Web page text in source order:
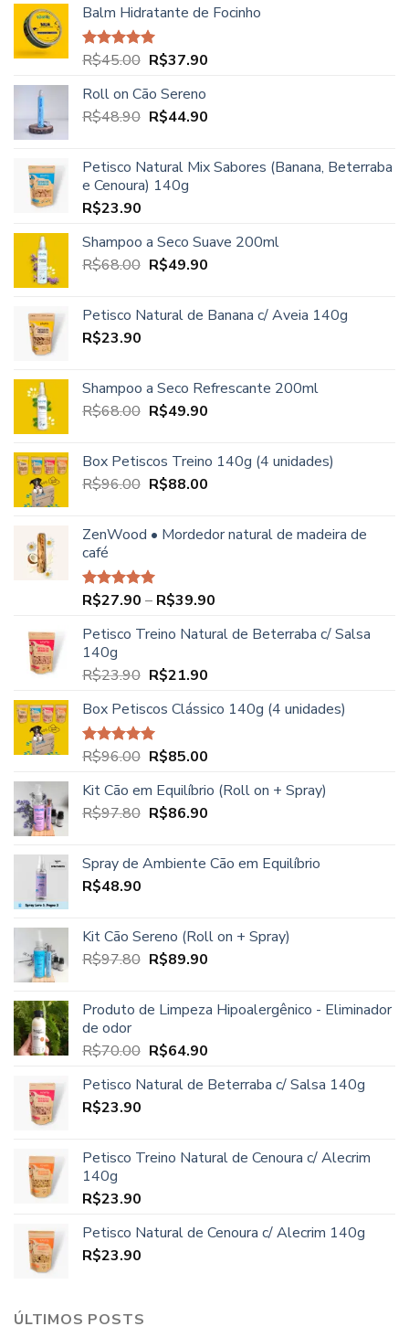
Balm Hidratante de Focinho
Avaliação
R$45.00 O
original
era:
R$37.90O
é:
Roll on Cão Sereno
R$48.90 O
era:
R$48.90.
R$44.90O
é:
Petisco Natural Mix Sabores (Banana, Beterraba
e Cenoura) 140g
R$23.90
Shampoo a Seco Suave 200ml
R$68.00 O
era:
R$49.90O
é:
Petisco Natural de Banana c/ Aveia 140g
R$23.90
Shampoo a Seco Refrescante 200ml
R$68.00 O
era:
R$68.00.
R$49.90O
é:
R$49.90.
Box Petiscos Treino 140g (4 unidades)
R$96.00 O
era:
R$88.00O
é:
ZenWood • Mordedor natural de madeira de
café
Avaliação
R$27.90 – R$39.90
preço:
Petisco Treino Natural de Beterraba c/ Salsa
140g
R$23.90 O
original
era:
R$23.90.
R$21.90O
atual
R$21.90.
Box Petiscos Clássico 140g (4 unidades)
Avaliação
R$96.00 O
original
era:
R$85.00O
atual
é:
Kit Cão em Equilíbrio (Roll on + Spray)
R$97.80 O
era:
R$86.90O
é:
Spray de Ambiente Cão em Equilíbrio
R$48.90
Kit Cão Sereno (Roll on + Spray)
R$97.80 O
era:
R$89.90O
é:
Produto de Limpeza Hipoalergênico - Eliminador
de odor
R$70.00 O
original
R$64.90O
atual
Petisco Natural de Beterraba c/ Salsa 140g
R$23.90
Petisco Treino Natural de Cenoura c/ Alecrim
140g
R$23.90
Petisco Natural de Cenoura c/ Alecrim 140g
R$23.90
ÚLTIMOS POSTS